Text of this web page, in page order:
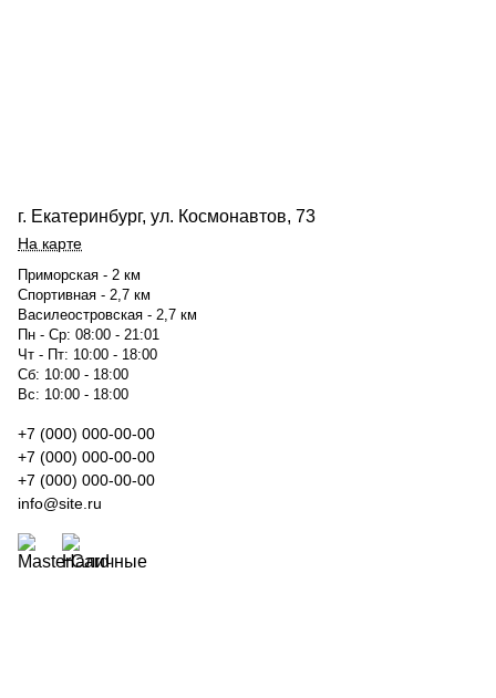
г. Екатеринбург, ул. Космонавтов, 73
На карте
Приморская - 2 км
Спортивная - 2,7 км
Василеостровская - 2,7 км
Пн - Ср: 08:00 - 21:01
Чт - Пт: 10:00 - 18:00
Сб: 10:00 - 18:00
Вс: 10:00 - 18:00
+7 (000) 000-00-00
+7 (000) 000-00-00
+7 (000) 000-00-00
info@site.ru